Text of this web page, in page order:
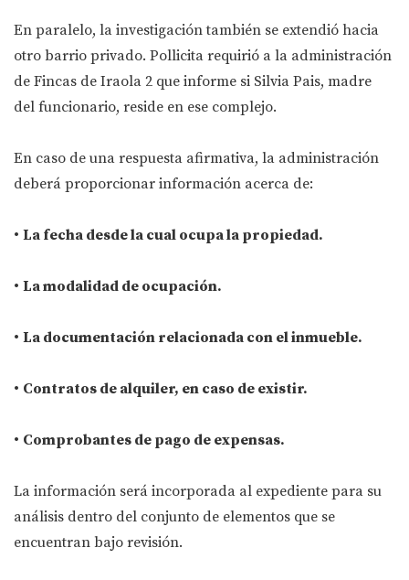
En paralelo, la investigación también se extendió hacia
otro barrio privado. Pollicita requirió a la administración
de Fincas de Iraola 2 que informe si Silvia Pais, madre
del funcionario, reside en ese complejo.
En caso de una respuesta afirmativa, la administración
deberá proporcionar información acerca de:
• La fecha desde la cual ocupa la propiedad.
• La modalidad de ocupación.
• La documentación relacionada con el inmueble.
• Contratos de alquiler, en caso de existir.
• Comprobantes de pago de expensas.
La información será incorporada al expediente para su
análisis dentro del conjunto de elementos que se
encuentran bajo revisión.